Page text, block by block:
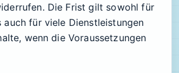
Die Frist gilt sowohl für
auch für viele Dienstleistungen
wenn die Voraussetzungen